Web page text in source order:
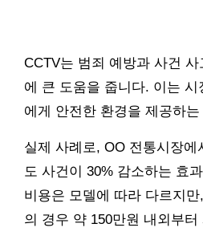
CCTV는 범죄 예방과 사건
에 큰 도움을 줍니다. 이는
에게 안전한 환경을 제공하
실제 사례로, OO 전통시장에
도 사건이 30% 감소하는 효
비용은 모델에 따라 다르지
의 경우 약 150만원 내외부터